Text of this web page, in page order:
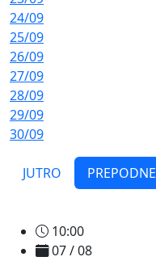
24/09
25/09
26/09
27/09
28/09
29/09
30/09
JUTRO PREPODNE
10:00
07 / 08